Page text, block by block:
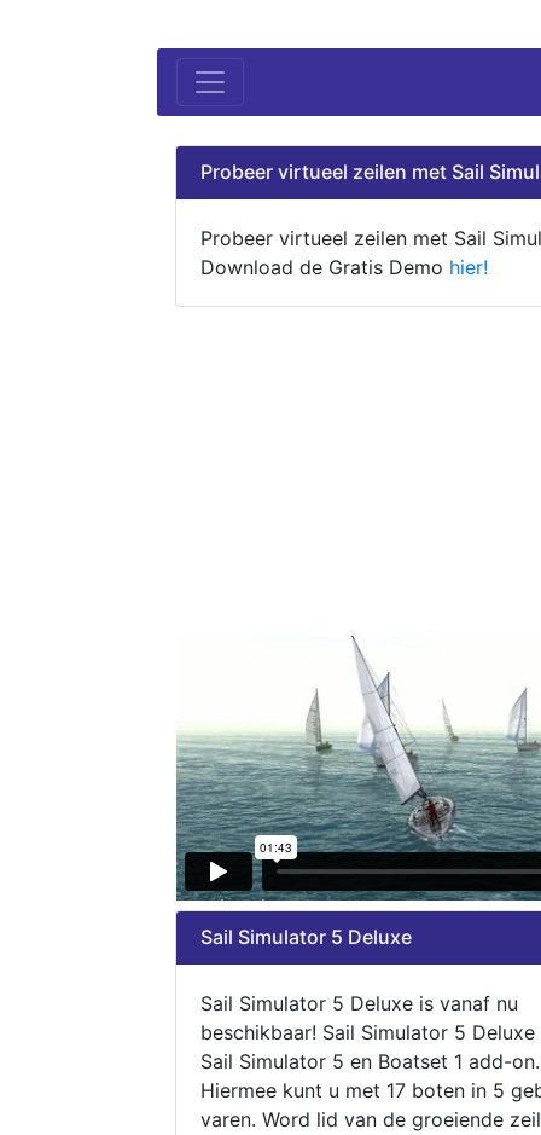
Probeer virtueel zeilen met Sail
Probeer virtueel zeilen met Sail
Download de Gratis Demo hier!
Sail Simulator 5 Deluxe
Sail Simulator 5 Deluxe is vanaf nu
beschikbaar! Sail Simulator 5
Sail Simulator 5 en Boatset 1 add-on.
Hiermee kunt u met 17 boten in 5
varen. Word lid van de groeiende zeil